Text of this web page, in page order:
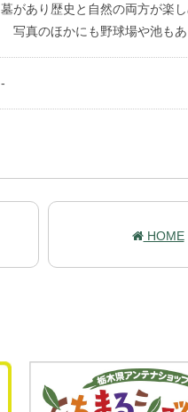
墓があり歴史と自然の両方が楽し
写真のほかにも野球場や池もあ
-
HOME